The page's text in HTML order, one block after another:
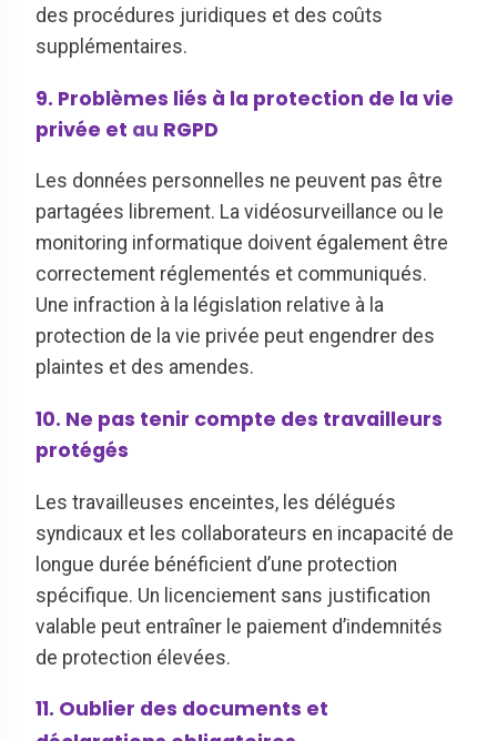
des procédures juridiques et des coûts
supplémentaires.
9. Problèmes liés à la protection de la vie
privée et au RGPD
Les données personnelles ne peuvent pas être
partagées librement. La vidéosurveillance ou le
monitoring informatique doivent également être
correctement réglementés et communiqués.
Une infraction à la législation relative à la
protection de la vie privée peut engendrer des
plaintes et des amendes.
10. Ne pas tenir compte des travailleurs
protégés
Les travailleuses enceintes, les délégués
syndicaux et les collaborateurs en incapacité de
longue durée bénéficient d’une protection
spécifique. Un licenciement sans justification
valable peut entraîner le paiement d’indemnités
de protection élevées.
11. Oublier des documents et